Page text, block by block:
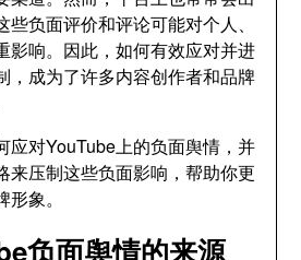
负面评价和评论可能对个人、
影响。因此，如何有效应对并进
，成为了许多内容创作者和品牌
应对YouTube上的负面舆情，并
来压制这些负面影响，帮助你更
象。
负面舆情的来源